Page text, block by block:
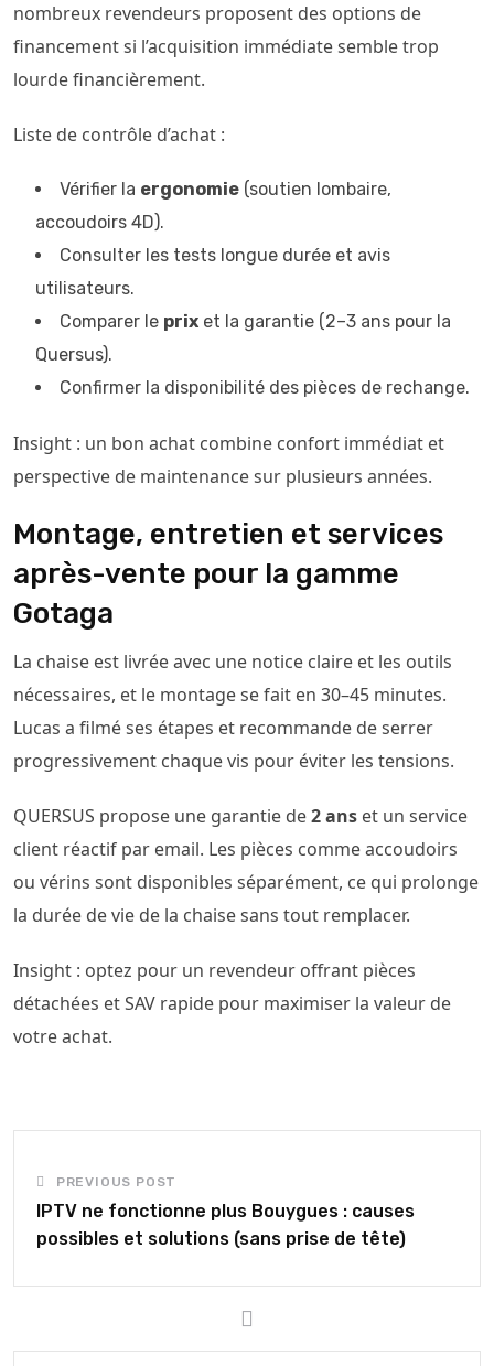
nombreux revendeurs proposent des options de
financement si l’acquisition immédiate semble trop
lourde financièrement.
Liste de contrôle d’achat :
Vérifier la ergonomie (soutien lombaire,
accoudoirs 4D).
Consulter les tests longue durée et avis
utilisateurs.
Comparer le prix et la garantie (2–3 ans pour la
Quersus).
Confirmer la disponibilité des pièces de rechange.
Insight : un bon achat combine confort immédiat et
perspective de maintenance sur plusieurs années.
Montage, entretien et services
après-vente pour la gamme
Gotaga
La chaise est livrée avec une notice claire et les outils
nécessaires, et le montage se fait en 30–45 minutes.
Lucas a filmé ses étapes et recommande de serrer
progressivement chaque vis pour éviter les tensions.
QUERSUS propose une garantie de2 ans et un service
client réactif par email. Les pièces comme accoudoirs
ou vérins sont disponibles séparément, ce qui prolonge
la durée de vie de la chaise sans tout remplacer.
Insight : optez pour un revendeur offrant pièces
détachées et SAV rapide pour maximiser la valeur de
votre achat.
PREVIOUS POST
IPTV ne fonctionne plus Bouygues : causes
possibles et solutions (sans prise de tête)